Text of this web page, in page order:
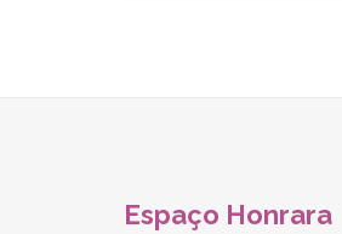
Espaço Honrara